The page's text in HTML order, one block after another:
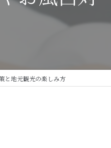
と地元観光の楽しみ方